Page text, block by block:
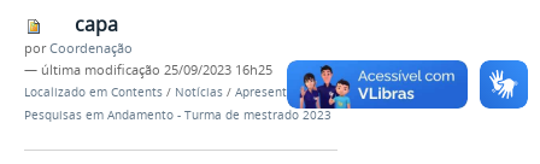
capa
porCoordenação
— última modificação 25/09/2023 16h25
Localizado em Contents / Notícias / Apresentação de
Pesquisas em Andamento - Turma de mestrado 2023